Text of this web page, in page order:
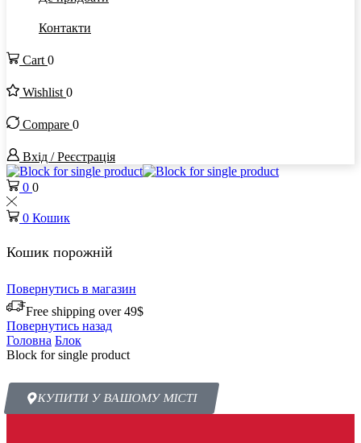
Контакти
Cart 0
Wishlist 0
Compare 0
Вхід / Реєстрація
0 0
0 Кошик
Кошик порожній
Повернутись в магазин
Free shipping over 49$
Повернутись назад
Головна Блок
Block for single product
КУПИТИ У ВАШОМУ МІСТІ